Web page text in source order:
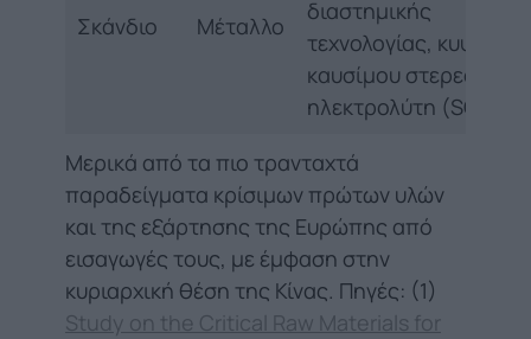
Σκάνδιο Μέταλλο
διαστημικής
τεχνολογίας, κυψέλες
καυσίμου στερεού
ηλεκτρολύτη (SOFC)
Μερικά από τα πιο τρανταχτά
παραδείγματα κρίσιμων πρώτων υλών
και της εξάρτησης της Ευρώπης από
εισαγωγές τους, με έμφαση στην
κυριαρχική θέση της Κίνας. Πηγές: (1)
Study on the Critical Raw Materials for